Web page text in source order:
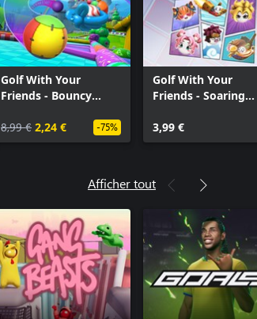
Golf With Your
Friends - Bouncy
8,99 € 2,24 € -75%
Golf With Your
Friends - Soaring
3,99 €
Afficher tout